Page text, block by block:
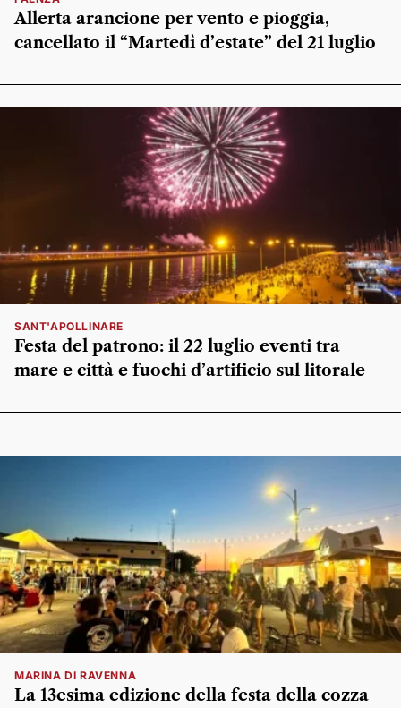
Allerta arancione per vento e pioggia,
cancellato il “Martedì d’estate” del 21 luglio
SANT'APOLLINARE
Festa del patrono: il 22 luglio eventi tra
mare e città e fuochi d’artificio sul litorale
MARINA DI RAVENNA
La 13esima edizione della festa della cozza